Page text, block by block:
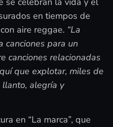
en tiempos de
aire reggae. “La
canciones para un
canciones relacionadas
que explotar, miles de
alegría y
en “La marca”, que